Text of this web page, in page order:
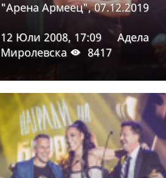
"Арена Армеец", 07.12.2019
12 Юли 2008, 17:09
Адела
Миролевска
8417